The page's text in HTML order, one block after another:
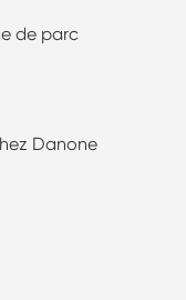
de parc
Danone